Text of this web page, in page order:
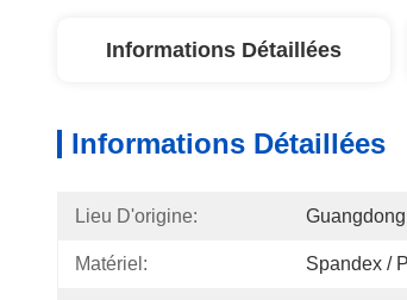
Informations Détaillées
Informations Détaillées
Lieu D'origine:
Matériel: Spandex /